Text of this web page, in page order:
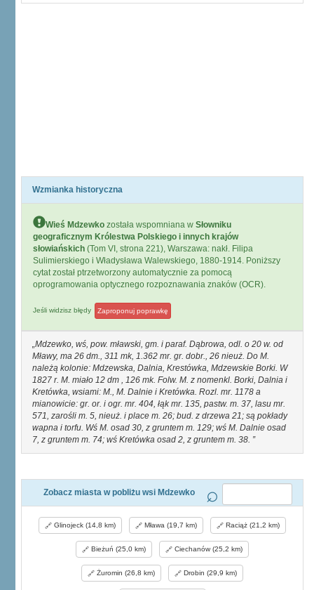
Wzmianka historyczna
Wieś Mdzewko została wspomniana w Słowniku
geograficznym Królestwa Polskiego i innych krajów
słowiańskich (Tom VI, strona 221), Warszawa: nakł. Filipa
Sulimierskiego i Władysława Walewskiego, 1880-1914. Poniższy
cytat został ptrzetworzony automatycznie za pomocą
oprogramowania optycznego rozpoznawania znaków (OCR).
Jeśli widzisz błędy Zaproponuj poprawkę
Mdzewko, wś, pow. mławski, gm. i paraf. Dąbrowa, odl. o 20 w. od
Mławy, ma 26 dm., 311 mk, 1.362 mr. gr. dobr., 26 nieuż. Do M.
należą kolonie: Mdzewska, Dalnia, Krestówka, Mdzewskie Borki. W
1827 r. M. miało 12 dm , 126 mk. Folw. M. z nomenkl. Borki, Dalnia i
Kretówka, wsiami: M., M. Dalnie i Kretówka. Rozl. mr. 1178 a
mianowicie: gr. or. i ogr. mr. 404, łąk mr. 135, pastw. m. 37, lasu mr.
571, zarośli m. 5, nieuż. i place m. 26; bud. z drzewa 21; są pokłady
wapna i torfu. Wś M. osad 30, z gruntem m. 129; wś M. Dalnie osad
7, z gruntem m. 74; wś Kretówka osad 2, z gruntem m. 38.
Zobacz miasta w pobliżu wsi Mdzewko
Glinojeck (14,8 km) Mława (19,7 km) Raciąż (21,2 km)
Bieżuń (25,0 km) Ciechanów (25,2 km)
Żuromin (26,8 km) Drobin (29,9 km)